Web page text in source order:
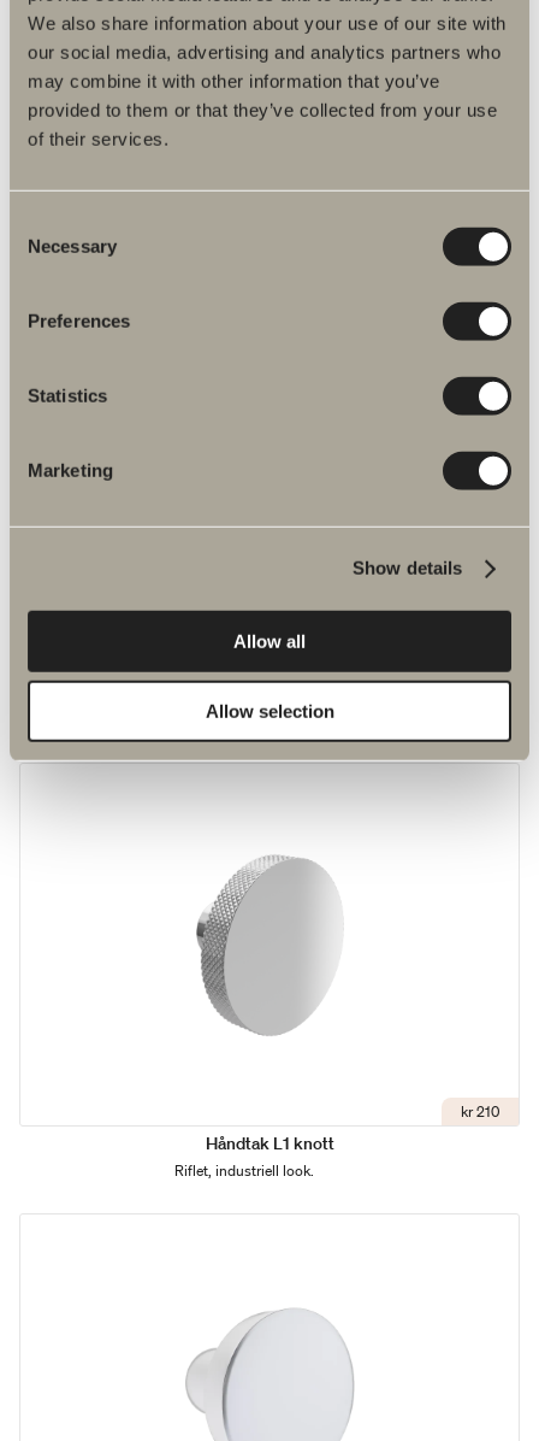
We also share information about your use of our site with
our social media, advertising and analytics partners who
may combine it with other information that you’ve
provided to them or that they’ve collected from your use
of their services.
Selection
Necessary
Preferences
Statistics
Marketing
Show details
Allow all
Allow selection
kr 170
Stringent, langsmalt og tynt med et kantete uttrykk, og samtidig med
En nytolkning av klassikeren S2.
kr 210
Håndtak L1 knott
Riflet, industriell look.